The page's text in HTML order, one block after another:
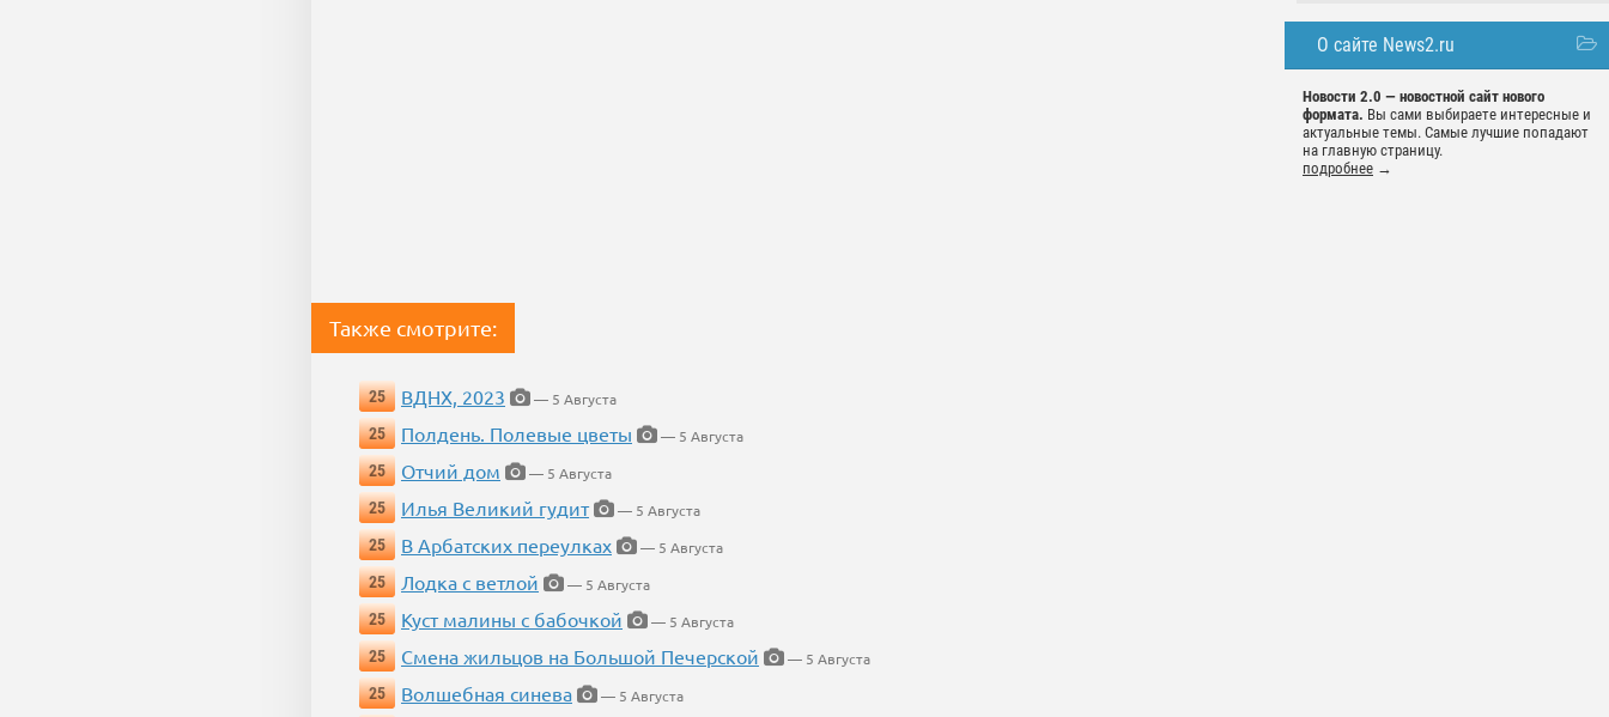
О сайте News2.ru
Новости 2.0 — новостной сайт нового
формата. Вы сами выбираете интересные и
актуальные темы. Самые лучшие попадают
на главную страницу.
подробнее →
Также смотрите:
25 ВДНХ, 2023
— 5 Августа
25
Полдень. Полевые цветы
— 5 Августа
25
Отчий дом
— 5 Августа
25
Илья Великий гудит
— 5 Августа
25
В Арбатских переулках
— 5 Августа
25
Лодка с ветлой
— 5 Августа
25
Куст малины с бабочкой
— 5 Августа
25
Смена жильцов на Большой Печерской
— 5 Августа
25
Волшебная синева
— 5 Августа